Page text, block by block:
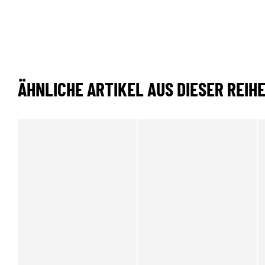
ÄHNLICHE ARTIKEL AUS DIESER REIHE